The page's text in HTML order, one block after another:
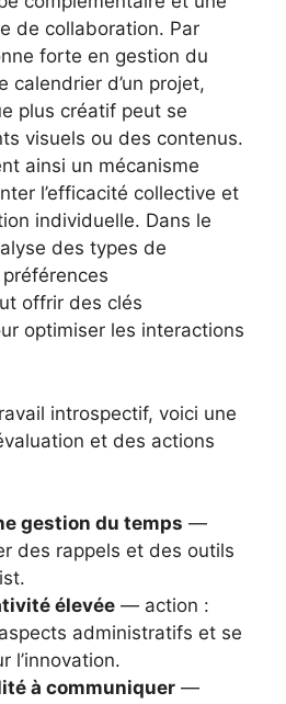
de collaboration. Par
forte en gestion du
calendrier d’un projet,
plus créatif peut se
visuels ou des contenus.
ainsi un mécanisme
l’efficacité collective et
individuelle. Dans le
des types de
offrir des clés
optimiser les interactions
introspectif, voici une
et des actions
gestion du temps —
des rappels et des outils
élevée — action :
administratifs et se
l’innovation.
à communiquer —